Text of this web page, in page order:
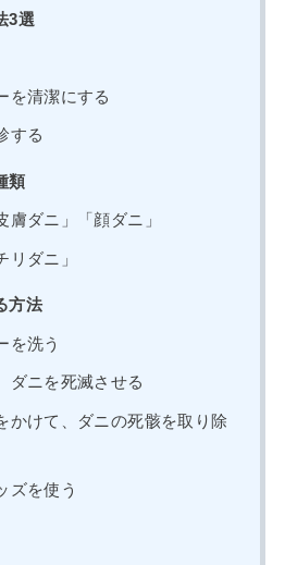
3選
を清潔にする
する
類
膚ダニ」「顔ダニ」
リダニ」
方法
を洗う
ダニを死滅させる
かけて、ダニの死骸を取り除
ズを使う